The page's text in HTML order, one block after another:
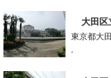
大田区
東京都大
-